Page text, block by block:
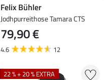
Felix Bühler
Jodhpurreithose Tamara CTS
79,90 €
4.6 12
22 % + 20 % EXTRA